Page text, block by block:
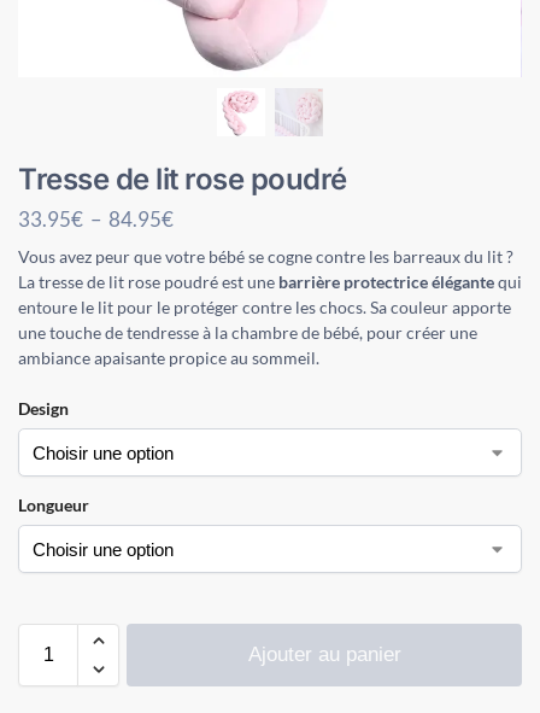
Tresse de lit rose poudré
33.95€ – 84.95€
Vous avez peur que votre bébé se cogne contre les barreaux du lit ?
La tresse de lit rose poudré est une barrière protectrice élégantequi
entoure le lit pour le protéger contre les chocs. Sa couleur apporte
une touche de tendresse à la chambre de bébé, pour créer une
ambiance apaisante propice au sommeil.
Design
Longueur
Ajouter au panier